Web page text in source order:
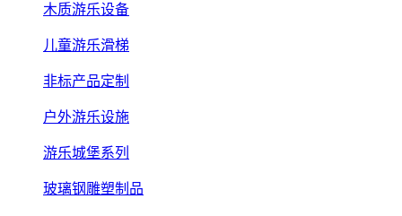
木质游乐设备
儿童游乐滑梯
非标产品定制
户外游乐设施
游乐城堡系列
玻璃钢雕塑制品